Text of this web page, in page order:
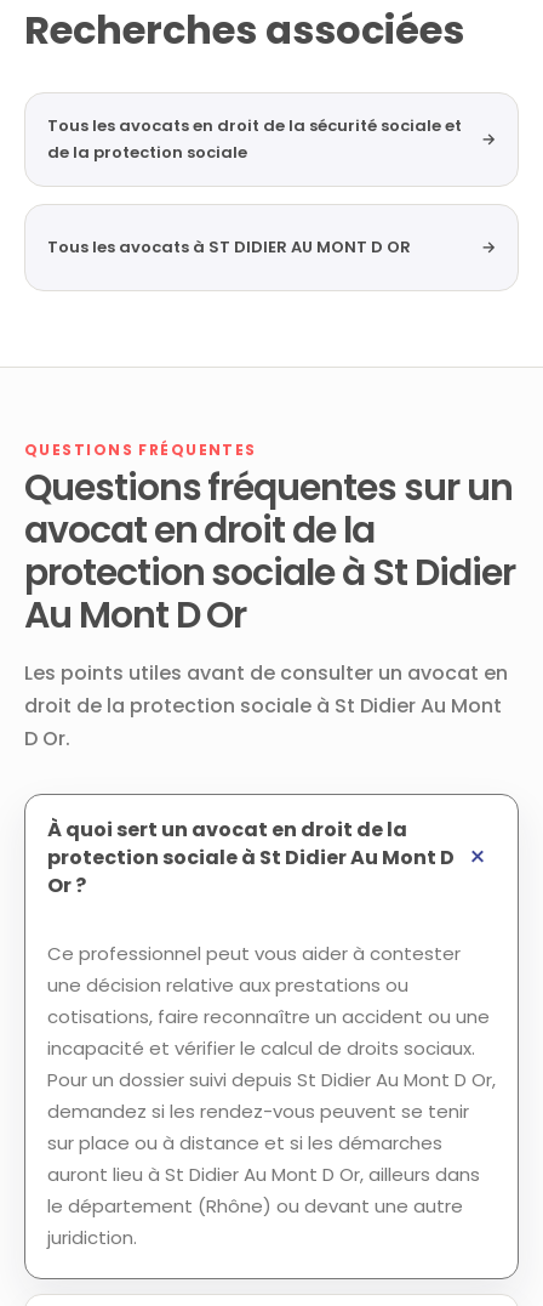
Recherches associées
Tous les avocats en droit de la sécurité sociale et
de la protection sociale
→
Tous les avocats à ST DIDIER AU MONT D OR →
QUESTIONS FRÉQUENTES
Questions fréquentes sur un
avocat en droit de la
protection sociale à St Didier
Au Mont D Or
Les points utiles avant de consulter un avocat en
droit de la protection sociale à St Didier Au Mont
D Or.
À quoi sert un avocat en droit de la
protection sociale à St Didier Au Mont D
Or ?
Ce professionnel peut vous aider à contester
une décision relative aux prestations ou
cotisations, faire reconnaître un accident ou une
incapacité et vérifier le calcul de droits sociaux.
Pour un dossier suivi depuis St Didier Au Mont D Or,
demandez si les rendez-vous peuvent se tenir
sur place ou à distance et si les démarches
auront lieu à St Didier Au Mont D Or, ailleurs dans
le département (Rhône) ou devant une autre
juridiction.